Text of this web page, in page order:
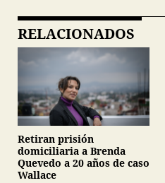
RELACIONADOS
Retiran prisión
domiciliaria a Brenda
Quevedo a 20 años de caso
Wallace